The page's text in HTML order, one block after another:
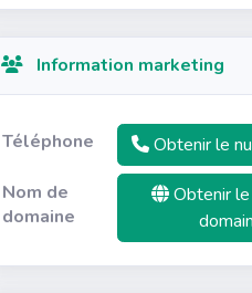
Information marketing
Téléphone
Obtenir le
Nom de
domaine
Obtenir